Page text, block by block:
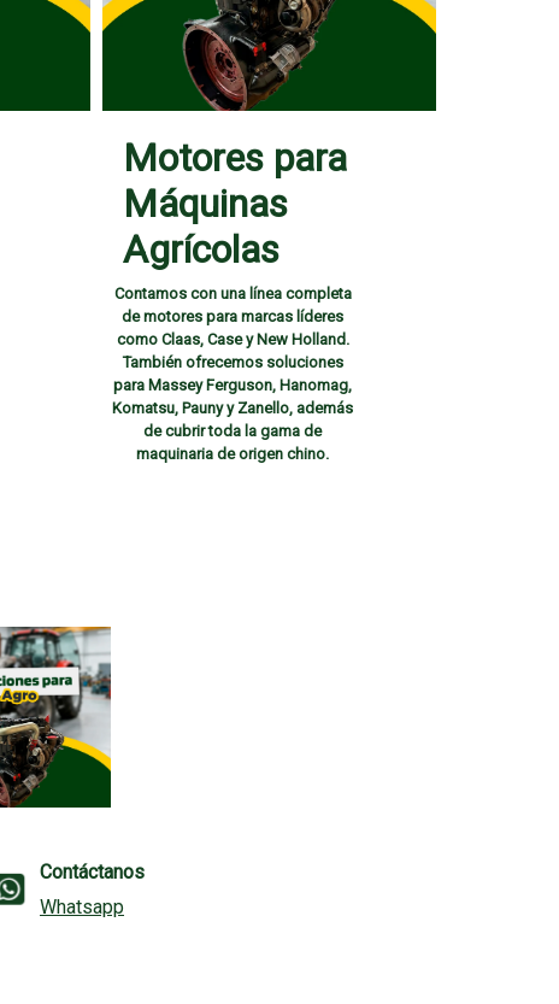
Motores para
Máquinas
Agrícolas
Contamos con una línea completa
de motores para marcas líderes
como Claas, Case y New Holland.
También ofrecemos soluciones
para Massey Ferguson, Hanomag,
Komatsu, Pauny y Zanello, además
de cubrir toda la gama de
maquinaria de origen chino.
Contáctanos
Whatsapp